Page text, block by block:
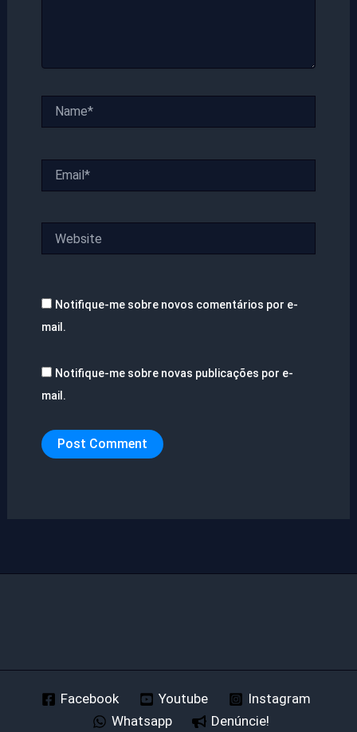
Notifique-me sobre novos comentários por e-
mail.
Notifique-me sobre novas publicações por e-
mail.
Facebook Youtube
Instagram
Whatsapp
Denúncie!